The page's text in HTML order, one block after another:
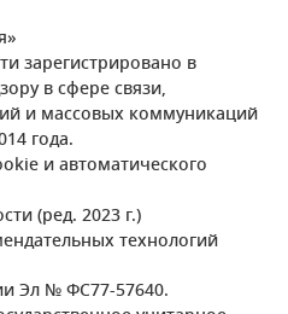
зарегистрировано в
в сфере связи,
и массовых коммуникаций
года.
и автоматического
(ред. 2023 г.)
технологий
Эл № ФС77-57640.